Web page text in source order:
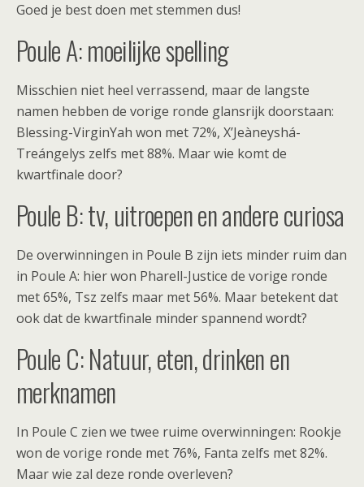
Goed je best doen met stemmen dus!
Poule A: moeilijke spelling
Misschien niet heel verrassend, maar de langste
namen hebben de vorige ronde glansrijk doorstaan:
Blessing-VirginYah won met 72%, X’Jeàneyshá-
Treángelys zelfs met 88%. Maar wie komt de
kwartfinale door?
Poule B: tv, uitroepen en andere curiosa
De overwinningen in Poule B zijn iets minder ruim dan
in Poule A: hier won Pharell-Justice de vorige ronde
met 65%, Tsz zelfs maar met 56%. Maar betekent dat
ook dat de kwartfinale minder spannend wordt?
Poule C: Natuur, eten, drinken en
merknamen
In Poule C zien we twee ruime overwinningen: Rookje
won de vorige ronde met 76%, Fanta zelfs met 82%.
Maar wie zal deze ronde overleven?